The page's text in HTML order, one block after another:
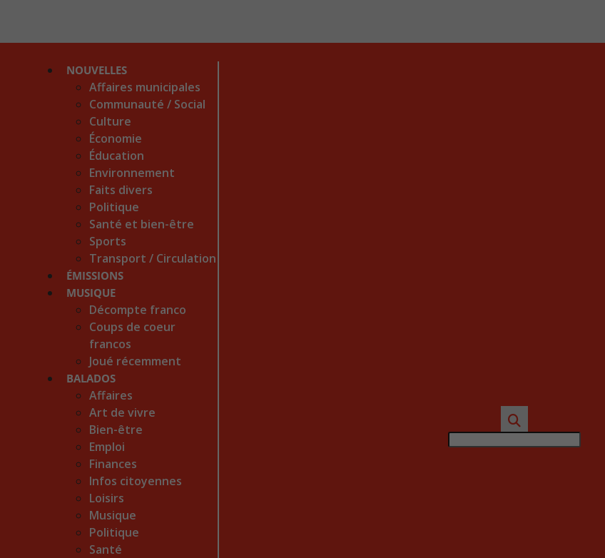
NOUVELLES
Affaires municipales
Communauté / Social
Culture
Économie
Éducation
Environnement
Faits divers
Politique
Santé et bien-être
Sports
Transport / Circulation
ÉMISSIONS
MUSIQUE
Décompte franco
Coups de coeur
francos
Joué récemment
BALADOS
Affaires
Art de vivre
Bien-être
Emploi
Finances
Infos citoyennes
Loisirs
Musique
Politique
Santé